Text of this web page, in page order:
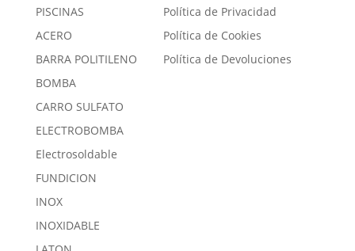
PISCINAS
ACERO
BARRA POLITILENO
BOMBA
CARRO SULFATO
ELECTROBOMBA
Electrosoldable
FUNDICION
INOX
INOXIDABLE
Política de Privacidad
Política de Cookies
Política de Devoluciones